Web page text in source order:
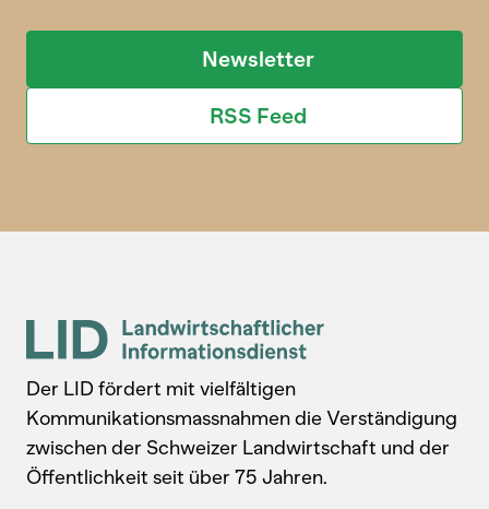
Newsletter
RSS Feed
Der LID fördert mit vielfältigen
Kommunikationsmassnahmen die Verständigung
zwischen der Schweizer Landwirtschaft und der
Öffentlichkeit seit über 75 Jahren.